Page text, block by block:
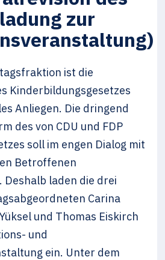
zur
ist die
Kinderbildungsgesetzes
Anliegen. Die dringend
des von CDU und FDP
soll im engen Dialog mit
Betroffenen
laden die drei
Carina
und Thomas Eiskirch
und
ein. Unter dem